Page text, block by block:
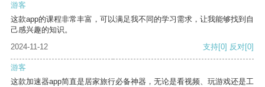
游客
这款app的课程非常丰富，可以满足我不同的学习需求，让我能够找到自
己感兴趣的知识。
2024-11-12
支持[0] 反对[0]
游客
这款加速器app简直是居家旅行必备神器，无论是看视频、玩游戏还是工